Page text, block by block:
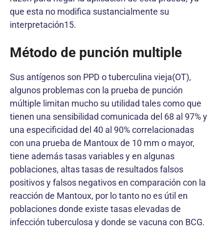
que esta no modifica sustancialmente su
interpretación15.
Método de punción multiple
Sus antígenos son PPD o tuberculina vieja(OT),
algunos problemas con la prueba de punción
múltiple limitan mucho su utilidad tales como que
tienen una sensibilidad comunicada del 68 al 97% y
una especificidad del 40 al 90% correlacionadas
con una prueba de Mantoux de 10 mm o mayor,
tiene además tasas variables y en algunas
poblaciones, altas tasas de resultados falsos
positivos y falsos negativos en comparación con la
reacción de Mantoux, por lo tanto no es útil en
poblaciones donde existe tasas elevadas de
infección tuberculosa y donde se vacuna con BCG.